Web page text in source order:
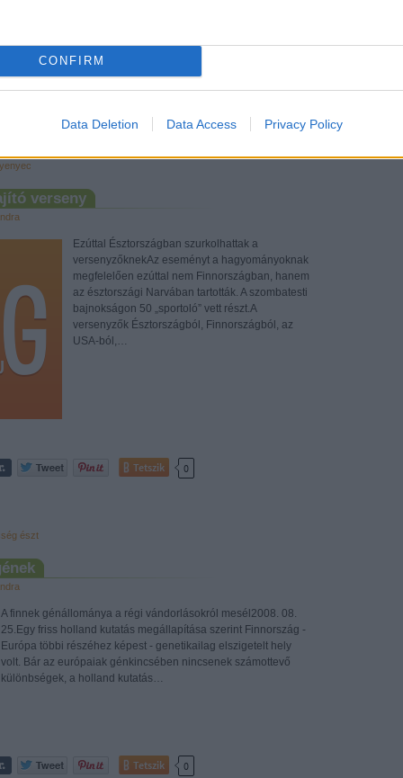
CONFIRM
Data Deletion Data Access Privacy Policy
verseny
Ezúttal Észtországban szurkolhattak a
versenyzőknekAz eseményt a hagyományoknak
megfelelően ezúttal nem Finnországban, hanem
az észtországi Narvában tartották. A szombatesti
bajnokságon 50 „sportoló” vett részt.A
versenyzők Észtországból, Finnországból, az
USA-ból,…
Tetszik 0
észt
A finnek génállománya a régi vándorlásokról mesél2008. 08.
25.Egy friss holland kutatás megállapítása szerint Finnország -
Európa többi részéhez képest - genetikailag elszigetelt hely
volt. Bár az európaiak génkincsében nincsenek számottevő
különbségek, a holland kutatás…
Tetszik 0